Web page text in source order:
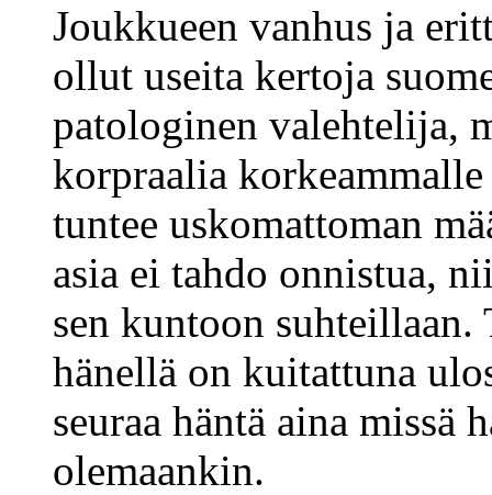
Joukkueen vanhus ja
ollut useita kertoja
patologinen valehtelija,
korpraalia
tuntee uskomattoman
asia ei tahdo onnistua,
sen kuntoon suhteillaan.
hänellä on kuitattuna
seuraa häntä aina missä
olemaankin.